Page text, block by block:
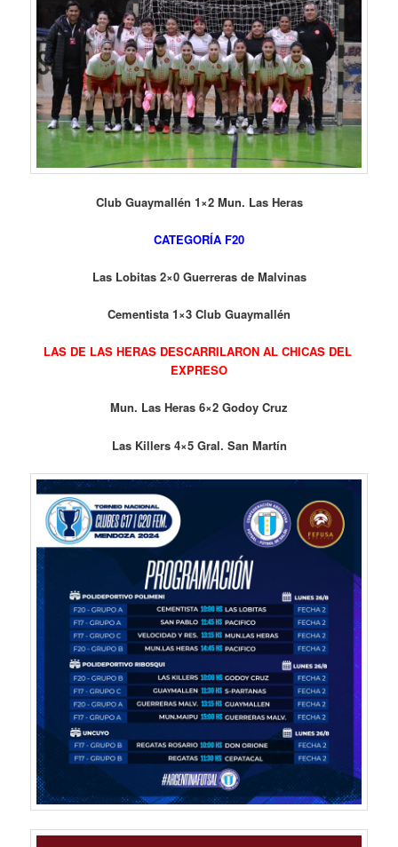
Club Guaymallén 1×2 Mun. Las Heras
CATEGORÍA F20
Las Lobitas 2×0 Guerreras de Malvinas
Cementista 1×3 Club Guaymallén
LAS DE LAS HERAS DESCARRILARON AL CHICAS DEL
EXPRESO
Mun. Las Heras 6×2 Godoy Cruz
Las Killers 4×5 Gral. San Martín